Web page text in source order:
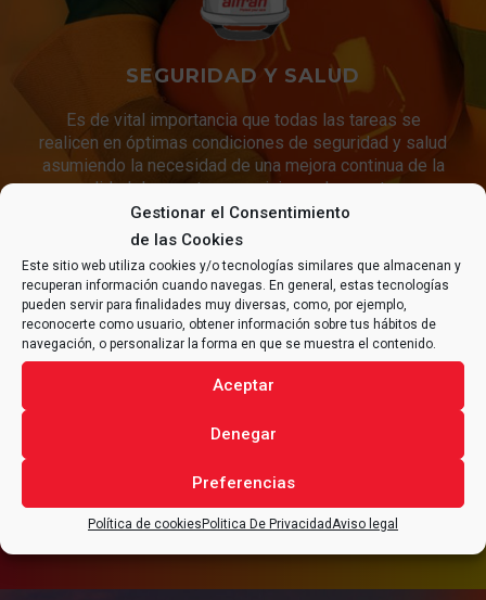
Gestionar el Consentimiento
de las Cookies
Este sitio web utiliza cookies y/o tecnologías similares que almacenan y
recuperan información cuando navegas. En general, estas tecnologías
pueden servir para finalidades muy diversas, como, por ejemplo,
reconocerte como usuario, obtener información sobre tus hábitos de
navegación, o personalizar la forma en que se muestra el contenido.
Aceptar
Denegar
Preferencias
Política de cookiesPolitica De Privacidad Aviso legal
SEGURIDAD Y SALUD
Es de vital importancia que todas las tareas se
realicen en óptimas condiciones de seguridad y salud
asumiendo la necesidad de una mejora continua de la
calidad de nuestros servicios y de nuestras
condiciones de trabajo.
CONTACTA CON ALFRAN®
PARA CUALQUIER CONSULTA
RELACIONADA CON TU
CONTACTAR